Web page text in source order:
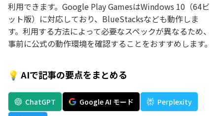
利用できます。Google Play GamesはWindows 10（64ビ
ット版）に対応しており、BlueStacksなども動作しま
す。利用する方法によって必要なスペックが異なるため、
事前に公式の動作環境を確認することをおすすめします。
💡 AIで記事の要点をまとめる
ChatGPT Google AI モード
Perplexity